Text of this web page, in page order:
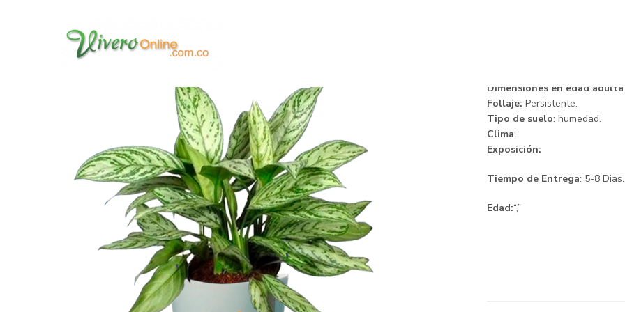
Dimensiones en edad adulta
Follaje: Persistente.
Tipo de suelo: humedad.
Clima:
Exposición:
Tiempo de Entrega: 5-8 Dias.
Edad:“,”